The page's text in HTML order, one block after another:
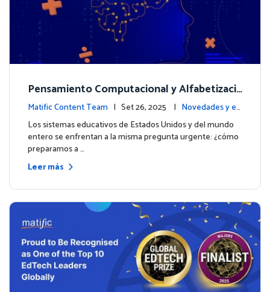
Pensamiento Computacional y Alfabetizaci
ón en Datos: Por qué las Matemáticas debe
n liderar el camino
Matific Content Team | Set 26, 2025 | Novedades y ev
entos
Los sistemas educativos de Estados Unidos y del mundo
entero se enfrentan a la misma pregunta urgente: ¿cómo
preparamos a …
Leer más